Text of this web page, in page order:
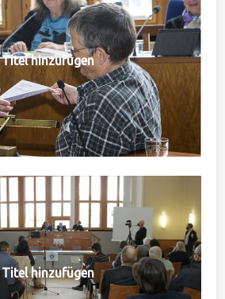
Titel hinzufügen
Titel hinzufügen